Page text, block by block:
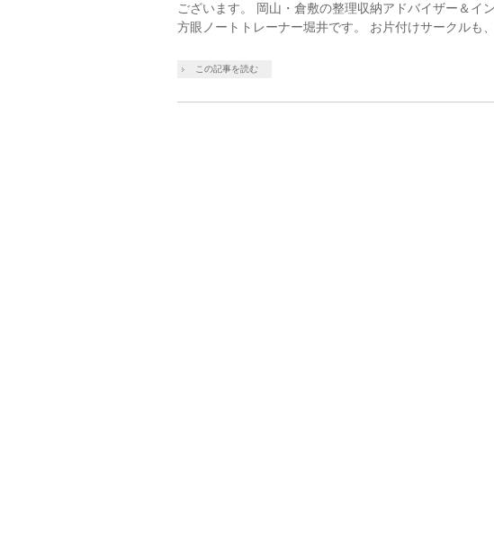
ございます。 岡山・倉敷の整理収納アドバイザー＆イ
方眼ノートトレーナー堀井です。 お片付けサークルも
この記事を読む